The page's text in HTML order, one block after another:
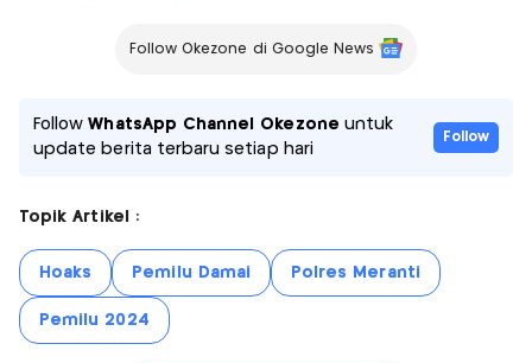
Follow Okezone di Google News
FollowWhatsApp Channel Okezone untuk
update berita terbaru setiap hari
Follow
Topik Artikel :
Hoaks Pemilu Damai Polres Meranti
Pemilu 2024